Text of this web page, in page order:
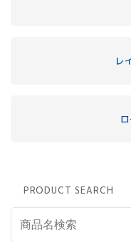
レ
PRODUCT SEARCH